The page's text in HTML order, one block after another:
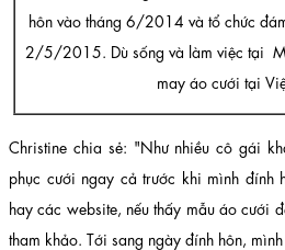
hôn vào tháng 6/2014 và tổ chức
2/5/2015. Dù sống và làm việc tại
may áo cưới tại
Christine chia sẻ: "Như nhiều cô gái
phục cưới ngay cả trước khi mình đính
hay các website, nếu thấy mẫu áo cưới
tham khảo. Tới sang ngày đính hôn,